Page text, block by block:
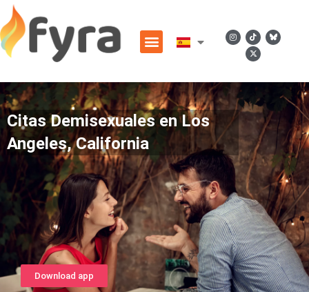
Citas Demisexuales en Los
Angeles, California
Download app